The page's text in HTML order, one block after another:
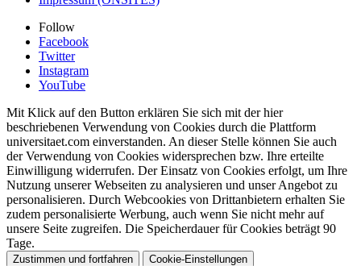
Follow
Facebook
Twitter
Instagram
YouTube
Mit Klick auf den Button erklären Sie sich mit der hier
beschriebenen Verwendung von Cookies durch die Plattform
universitaet.com einverstanden. An dieser Stelle können Sie auch
der Verwendung von Cookies widersprechen bzw. Ihre erteilte
Einwilligung widerrufen. Der Einsatz von Cookies erfolgt, um Ihre
Nutzung unserer Webseiten zu analysieren und unser Angebot zu
personalisieren. Durch Webcookies von Drittanbietern erhalten Sie
zudem personalisierte Werbung, auch wenn Sie nicht mehr auf
unsere Seite zugreifen. Die Speicherdauer für Cookies beträgt 90
Tage.
Zustimmen und fortfahren Cookie-Einstellungen